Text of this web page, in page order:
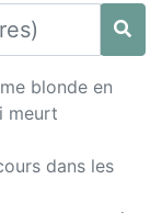
blonde en
meurt
dans les